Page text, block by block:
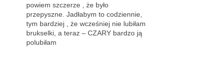
powiem szczerze , że było
przepyszne. Jadłabym to codziennie,
tym bardziej , że wcześniej nie lubiłam
brukselki, a teraz – CZARY bardzo ją
polubiłam